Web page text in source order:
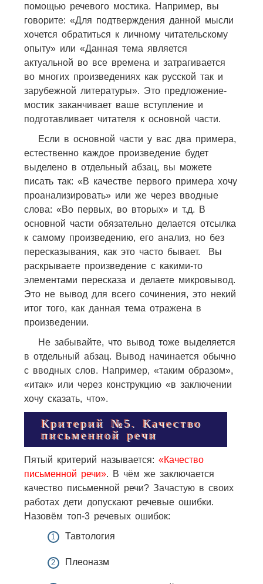
помощью речевого мостика. Например, вы
говорите: «Для подтверждения данной мысли
хочется обратиться к личному читательскому
опыту» или «Данная тема является
актуальной во все времена и затрагивается
во многих произведениях как русской так и
зарубежной литературы». Это предложение-
мостик заканчивает ваше вступление и
подготавливает читателя к основной части.
Если в основной части у вас два примера,
естественно каждое произведение будет
выделено в отдельный абзац, вы можете
писать так: «В качестве первого примера хочу
проанализировать» или же через вводные
слова: «Во первых, во вторых» и т.д. В
основной части обязательно делается отсылка
к самому произведению, его анализ, но без
пересказывания, как это часто бывает. Вы
раскрываете произведение с какими-то
элементами пересказа и делаете микровывод.
Это не вывод для всего сочинения, это некий
итог того, как данная тема отражена в
произведении.
Не забывайте, что вывод тоже выделяется
в отдельный абзац. Вывод начинается обычно
с вводных слов. Например, «таким образом»,
«итак» или через конструкцию «в заключении
хочу сказать, что».
Критерий №5. Качество
письменной речи
Пятый критерий называется: «Качество
письменной речи». В чём же заключается
качество письменной речи? Зачастую в своих
работах дети допускают речевые ошибки.
Назовём топ-3 речевых ошибок:
Тавтология
Плеоназм